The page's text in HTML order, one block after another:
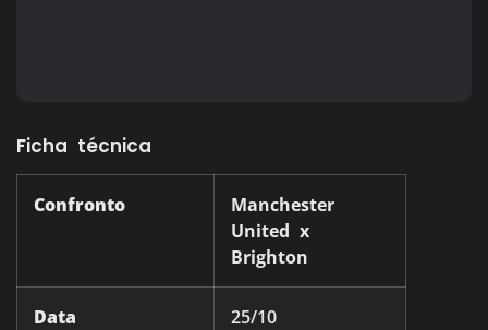
Ficha técnica
Confronto
Manchester
United x
Brighton
Data 25/10